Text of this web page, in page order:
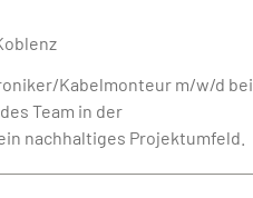
Kabelmonteur m/w/d bei
Team in der
nachhaltiges Projektumfeld.